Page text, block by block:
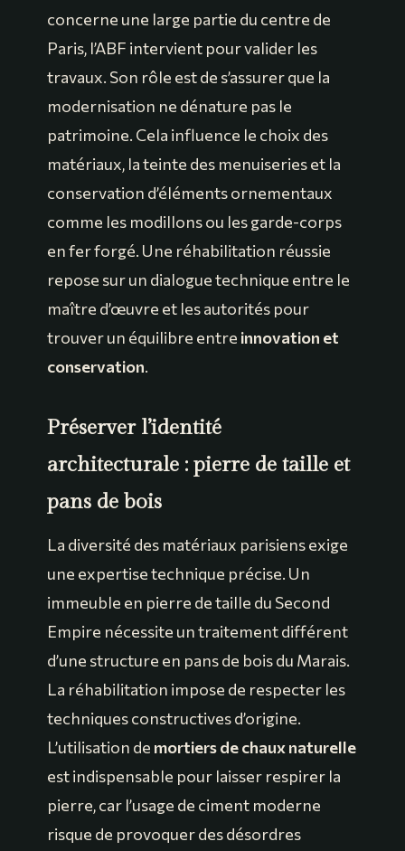
concerne une large partie du centre de
Paris, l’ABF intervient pour valider les
travaux. Son rôle est de s’assurer que la
modernisation ne dénature pas le
patrimoine. Cela influence le choix des
matériaux, la teinte des menuiseries et la
conservation d’éléments ornementaux
comme les modillons ou les garde-corps
en fer forgé. Une réhabilitation réussie
repose sur un dialogue technique entre le
maître d’œuvre et les autorités pour
trouver un équilibre entre innovation et
conservation.
Préserver l’identité
architecturale : pierre de taille et
pans de bois
La diversité des matériaux parisiens exige
une expertise technique précise. Un
immeuble en pierre de taille du Second
Empire nécessite un traitement différent
d’une structure en pans de bois du Marais.
La réhabilitation impose de respecter les
techniques constructives d’origine.
L’utilisation de mortiers de chaux naturelle
est indispensable pour laisser respirer la
pierre, car l’usage de ciment moderne
risque de provoquer des désordres